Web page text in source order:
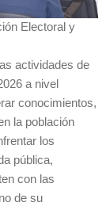
Electoral y
actividades de
a nivel
conocimientos,
la población
los
pública,
con las
de su